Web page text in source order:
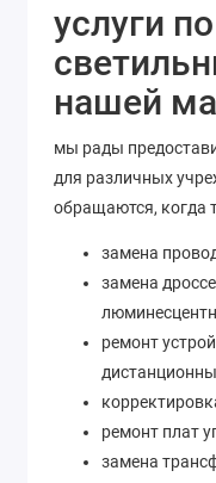
услуги
нашей
мы рады
для различных
обращаются, когда
замена
замена
ремонт
ремонт плат
замена